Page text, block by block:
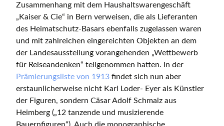
Zusammenhang mit dem Haushaltswarengeschäft
„Kaiser & Cie“ in Bern verweisen, die als Lieferanten
des Heimatschutz-Basars ebenfalls zugelassen waren
und mit zahlreichen eingereichten Objekten an dem
der Landesausstellung vorangehenden „Wettbewerb
für Reiseandenken“ teilgenommen hatten. In der
Prämierungsliste von 1913 findet sich nun aber
erstaunlicherweise nicht Karl Loder- Eyer als Künstler
der Figuren, sondern Cäsar Adolf Schmalz aus
Heimberg („12 tanzende und musizierende